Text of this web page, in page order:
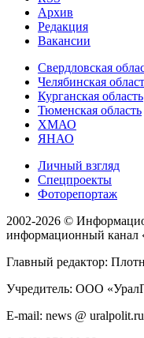
Архив
Редакция
Вакансии
Свердловская
Челябинская
Курганская область
Тюменская область
ХМАО
ЯНАО
Личный взгляд
Спецпроекты
Фоторепортаж
2002-2026 ©
информационный канал
Главный редактор:
Учредитель: ООО
E-mail: news @ uralpolit.ru